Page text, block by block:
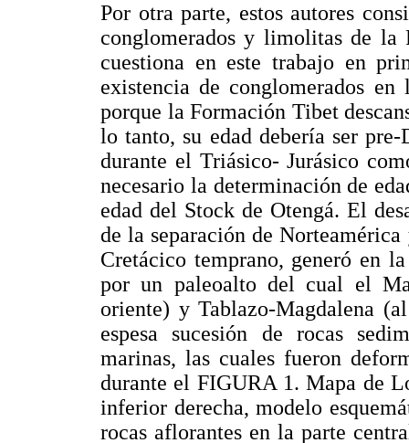
Por otra parte, estos autores
conglomerados y limolitas de la
cuestiona en este trabajo en
existencia de conglomerados
porque la Formación Tibet
lo tanto, su edad debería ser pre-
durante el Triásico- Jurásico
necesario la determinación de
edad del Stock de Otengá. El
de la separación de
Cretácico temprano, generó en
por un paleoalto del cual el
oriente) y Tablazo-Magdalena
espesa sucesión de rocas
marinas, las cuales fueron
durante el FIGURA 1. Mapa de
inferior derecha, modelo
rocas aflorantes en la parte